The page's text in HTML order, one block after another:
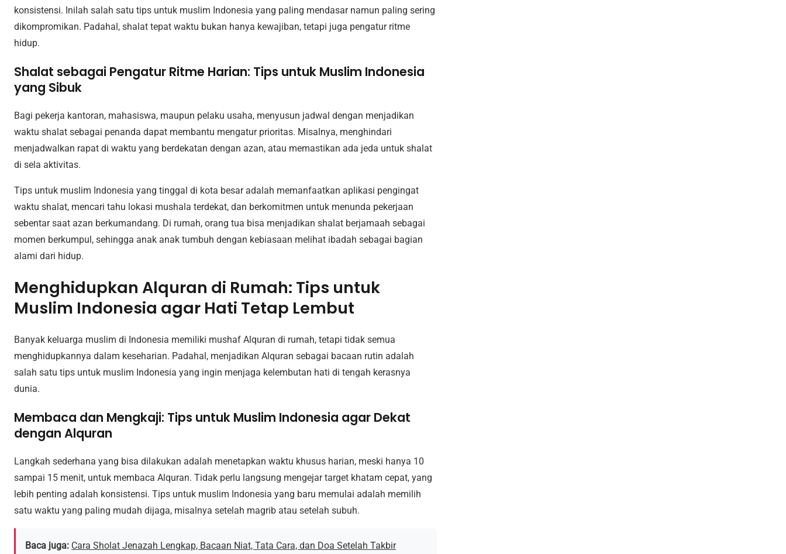
konsistensi. Inilah salah satu tips untuk muslim Indonesia yang paling mendasar namun paling sering
dikompromikan. Padahal, shalat tepat waktu bukan hanya kewajiban, tetapi juga pengatur ritme
hidup.
Shalat sebagai Pengatur Ritme Harian: Tips untuk Muslim Indonesia
yang Sibuk
Bagi pekerja kantoran, mahasiswa, maupun pelaku usaha, menyusun jadwal dengan menjadikan
waktu shalat sebagai penanda dapat membantu mengatur prioritas. Misalnya, menghindari
menjadwalkan rapat di waktu yang berdekatan dengan azan, atau memastikan ada jeda untuk shalat
di sela aktivitas.
Tips untuk muslim Indonesia yang tinggal di kota besar adalah memanfaatkan aplikasi pengingat
waktu shalat, mencari tahu lokasi mushala terdekat, dan berkomitmen untuk menunda pekerjaan
sebentar saat azan berkumandang. Di rumah, orang tua bisa menjadikan shalat berjamaah sebagai
momen berkumpul, sehingga anak anak tumbuh dengan kebiasaan melihat ibadah sebagai bagian
alami dari hidup.
Menghidupkan Alquran di Rumah: Tips untuk
Muslim Indonesia agar Hati Tetap Lembut
Banyak keluarga muslim di Indonesia memiliki mushaf Alquran di rumah, tetapi tidak semua
menghidupkannya dalam keseharian. Padahal, menjadikan Alquran sebagai bacaan rutin adalah
salah satu tips untuk muslim Indonesia yang ingin menjaga kelembutan hati di tengah kerasnya
dunia.
Membaca dan Mengkaji: Tips untuk Muslim Indonesia agar Dekat
dengan Alquran
Langkah sederhana yang bisa dilakukan adalah menetapkan waktu khusus harian, meski hanya 10
sampai 15 menit, untuk membaca Alquran. Tidak perlu langsung mengejar target khatam cepat, yang
lebih penting adalah konsistensi. Tips untuk muslim Indonesia yang baru memulai adalah memilih
satu waktu yang paling mudah dijaga, misalnya setelah magrib atau setelah subuh.
Baca juga: Cara Sholat Jenazah Lengkap, Bacaan Niat, Tata Cara, dan Doa Setelah Takbir